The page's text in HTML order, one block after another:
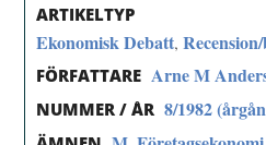
ARTIKELTYP
Ekonomisk Debatt,
FÖRFATTARE Arne M
NUMMER / ÅR 8/1982